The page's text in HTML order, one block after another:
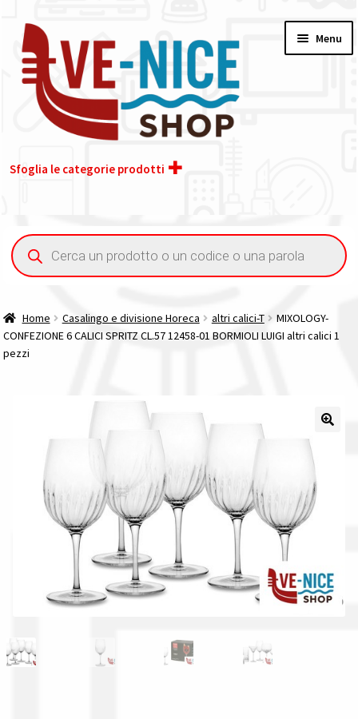
alla
navigazione
contenuto
Menu
Sfoglia le categorie prodotti
Acquisto iva 4% (agevolata)
Contatti
La nostra azienda
Condizioni generali
Acquisti in rete pubblica amministrazione
Assicurazione integrativa Garanzia3
Bonus fiscali 2025
Ricerca
prodotti
Home Casalingo e divisione Horeca altri calici-T
MIXOLOGY-
CONFEZIONE 6 CALICI SPRITZ CL.57 12458-01 BORMIOLI LUIGI altri calici 1
pezzi